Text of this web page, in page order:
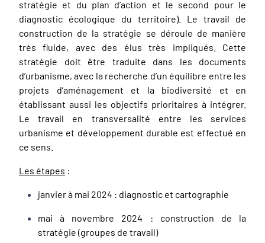
stratégie et du plan d’action et le second pour le
diagnostic écologique du territoire). Le travail de
construction de la stratégie se déroule de manière
très fluide, avec des élus très impliqués. Cette
stratégie doit être traduite dans les documents
d’urbanisme, avec la recherche d’un équilibre entre les
projets d’aménagement et la biodiversité et en
établissant aussi les objectifs prioritaires à intégrer.
Le travail en transversalité entre les services
urbanisme et développement durable est effectué en
ce sens.
Les étapes :
janvier à mai 2024 : diagnostic et cartographie
mai à novembre 2024 : construction de la
stratégie (groupes de travail)